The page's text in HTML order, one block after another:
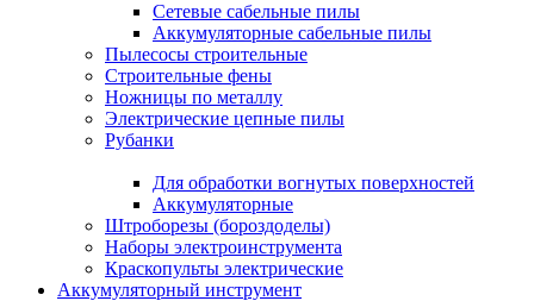
Сетевые сабельные пилы
Аккумуляторные сабельные пилы
Пылесосы строительные
Строительные фены
Ножницы по металлу
Электрические цепные пилы
Рубанки
Для обработки вогнутых поверхностей
Аккумуляторные
Штроборезы (бороздоделы)
Наборы электроинструмента
Краскопульты электрические
Аккумуляторный инструмент